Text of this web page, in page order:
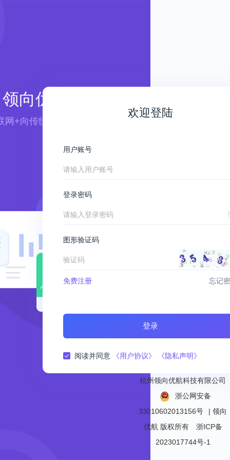
领向优航
+向传统行业赋能 ——
欢迎登陆
用户账号
登录密码
图形验证码
免费注册 忘记
登录
阅读并同意 《用户协议》 《隐私声明》
杭州领向优航科技有限公司
浙公网安备
33010602013156号
| 领向
优航 版权所有
浙ICP备
2023017744号-1